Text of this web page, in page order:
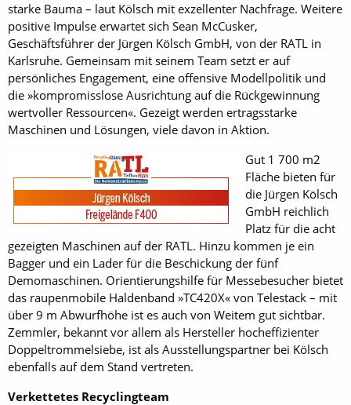
starke Bauma – laut Kölsch mit exzellenter Nachfrage. Weitere
positive Impulse erwartet sich Sean McCusker,
Geschäftsführer der Jürgen Kölsch GmbH, von der RATL in
Karlsruhe. Gemeinsam mit seinem Team setzt er auf
persönliches Engagement, eine offensive Modellpolitik und
die »kompromisslose Ausrichtung auf die Rückgewinnung
wertvoller Ressourcen«. Gezeigt werden ertragsstarke
Maschinen und Lösungen, viele davon in Aktion.
Gut 1 700 m2
Fläche bieten für
die Jürgen Kölsch
GmbH reichlich
Platz für die acht
gezeigten Maschinen auf der RATL. Hinzu kommen je ein
Bagger und ein Lader für die Beschickung der fünf
Demomaschinen. Orientierungshilfe für Messebesucher bietet
das raupenmobile Haldenband »TC420X« von Telestack – mit
über 9 m Abwurfhöhe ist es auch von Weitem gut sichtbar.
Zemmler, bekannt vor allem als Hersteller hocheffizienter
Doppeltrommelsiebe, ist als Ausstellungspartner bei Kölsch
ebenfalls auf dem Stand vertreten.
Verkettetes Recyclingteam